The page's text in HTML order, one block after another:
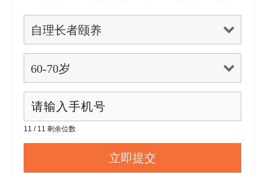
11 / 11 剩余位数